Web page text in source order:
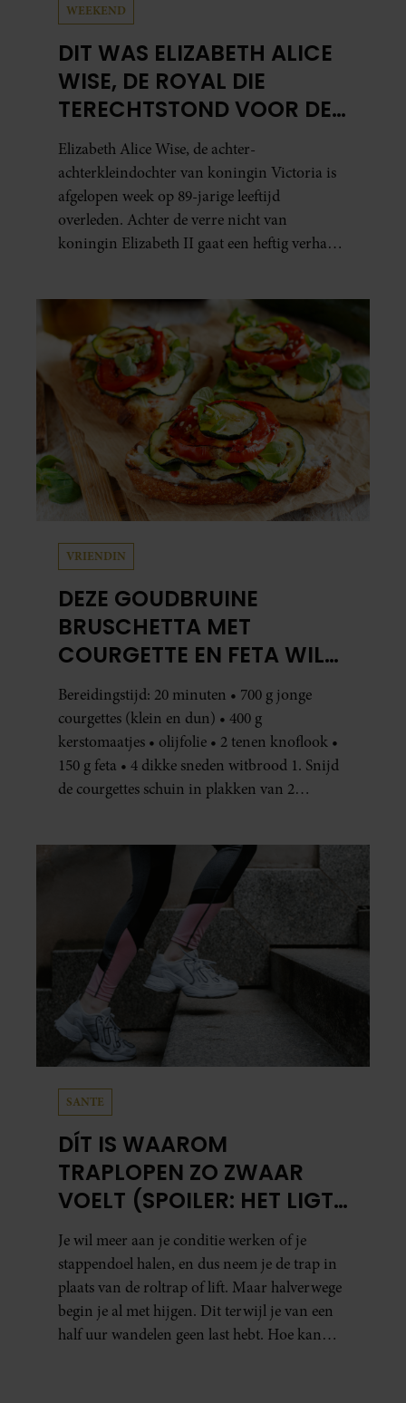
WEEKEND
DIT WAS ELIZABETH ALICE
WISE, DE ROYAL DIE
TERECHTSTOND VOOR DE
DOOD VAN HAAR BABY
Elizabeth Alice Wise, de achter-
achterkleindochter van koningin Victoria is
afgelopen week op 89-jarige leeftijd
overleden. Achter de verre nicht van
koningin Elizabeth II gaat een heftig verhaal
VRIENDIN
DEZE GOUDBRUINE
BRUSCHETTA MET
COURGETTE EN FETA WIL
JE METEEN MAKEN
Bereidingstijd: 20 minuten • 700 g jonge
courgettes (klein en dun) • 400 g
kerstomaatjes • olijfolie • 2 tenen knoflook •
150 g feta • 4 dikke sneden witbrood 1. Snijd
de courgettes schuin in plakken van 2
SANTE
DÍT IS WAAROM
TRAPLOPEN ZO ZWAAR
VOELT (SPOILER: HET LIGT
NIET AAN JE CONDITIE)
Je wil meer aan je conditie werken of je
stappendoel halen, en dus neem je de trap in
plaats van de roltrap of lift. Maar halverwege
begin je al met hijgen. Dit terwijl je van een
half uur wandelen geen last hebt. Hoe kan